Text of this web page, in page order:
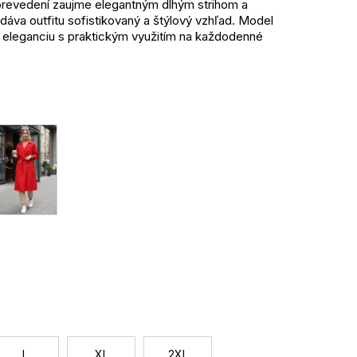
zaujme elegantným dlhým strihom a
outfitu sofistikovaný a štýlový vzhľad. Model
s praktickým využitím na každodenné
obdobie a pohodlný strih umožňuje
outfit.